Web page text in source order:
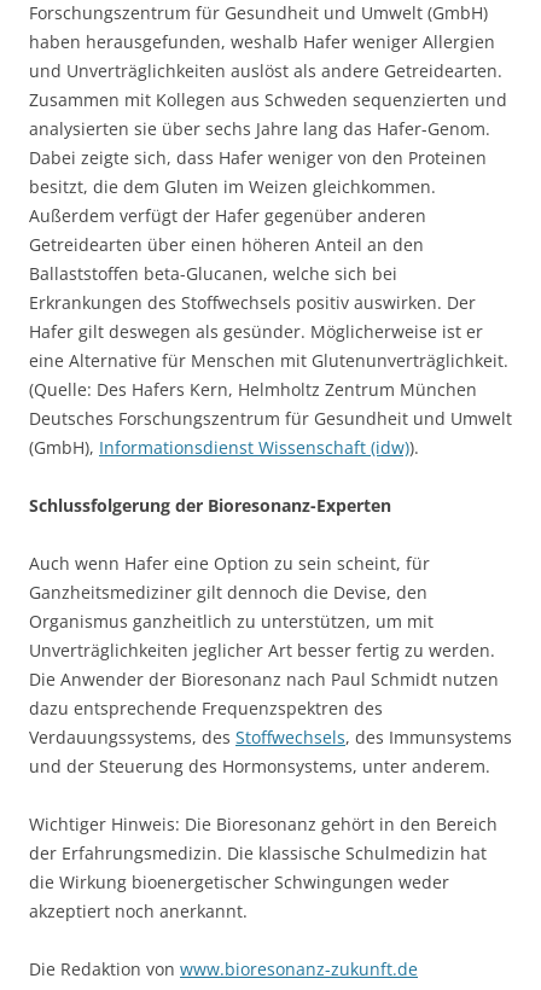
Forschungszentrum für Gesundheit und Umwelt (GmbH)
haben herausgefunden, weshalb Hafer weniger Allergien
und Unverträglichkeiten auslöst als andere Getreidearten.
Zusammen mit Kollegen aus Schweden sequenzierten und
analysierten sie über sechs Jahre lang das Hafer-Genom.
Dabei zeigte sich, dass Hafer weniger von den Proteinen
besitzt, die dem Gluten im Weizen gleichkommen.
Außerdem verfügt der Hafer gegenüber anderen
Getreidearten über einen höheren Anteil an den
Ballaststoffen beta-Glucanen, welche sich bei
Erkrankungen des Stoffwechsels positiv auswirken. Der
Hafer gilt deswegen als gesünder. Möglicherweise ist er
eine Alternative für Menschen mit Glutenunverträglichkeit.
(Quelle: Des Hafers Kern, Helmholtz Zentrum München
Deutsches Forschungszentrum für Gesundheit und Umwelt
(GmbH), Informationsdienst Wissenschaft (idw)).
Schlussfolgerung der Bioresonanz-Experten
Auch wenn Hafer eine Option zu sein scheint, für
Ganzheitsmediziner gilt dennoch die Devise, den
Organismus ganzheitlich zu unterstützen, um mit
Unverträglichkeiten jeglicher Art besser fertig zu werden.
Die Anwender der Bioresonanz nach Paul Schmidt nutzen
dazu entsprechende Frequenzspektren des
Verdauungssystems, des Stoffwechsels, des Immunsystems
und der Steuerung des Hormonsystems, unter anderem.
Wichtiger Hinweis: Die Bioresonanz gehört in den Bereich
der Erfahrungsmedizin. Die klassische Schulmedizin hat
die Wirkung bioenergetischer Schwingungen weder
akzeptiert noch anerkannt.
Die Redaktion von www.bioresonanz-zukunft.de